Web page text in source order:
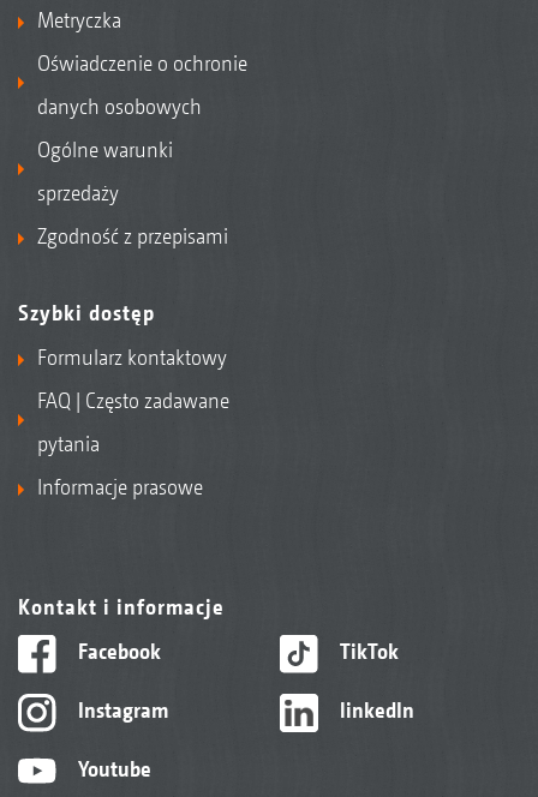
Metryczka
Oświadczenie o ochronie
danych osobowych
Ogólne warunki
sprzedaży
Zgodność z przepisami
Szybki dostęp
Formularz kontaktowy
FAQ | Często zadawane
pytania
Informacje prasowe
Kontakt i informacje
Facebook
Instagram
Youtube
TikTok
linkedIn